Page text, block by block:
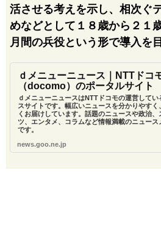
活させる考えを示し、相次ぐ
めなどとして１８歳から２１
月間の兵役という形で導入を
ｄメニューニュース｜NTTドコ
（docomo）のポータルサイト
ｄメニューニュースはNTTドコモの運営してい
スサイトです。幅広いニュースを分かりやすく
くお届けしています。話題のニュースや政治、
ツ、エンタメ、コラムなど情報満載のニュース
です。
news.goo.ne.jp